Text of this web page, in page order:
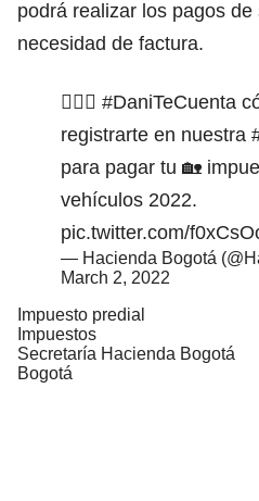
podrá realizar los pagos
necesidad de factura.
💁🏻‍♀️ #DaniTeCuenta
registrarte en nuestra
para pagar tu 🏡
vehículos 2022.
pic.twitter.com/
— Hacienda Bogotá
March 2, 2022
Impuesto predial
Impuestos
Secretaría Hacienda Bogotá
Bogotá